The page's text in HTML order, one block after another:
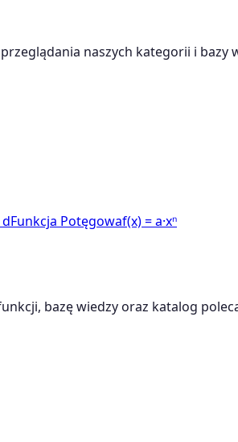
naszych kategorii i bazy
Funkcja Potęgowaf(x) = a·xⁿ
bazę wiedzy oraz katalog